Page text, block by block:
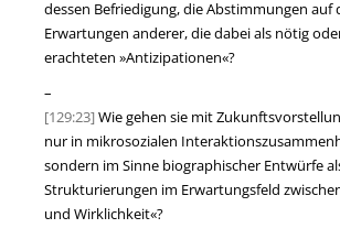
dessen Befriedigung, die Abstimmungen auf
Erwartungen anderer, die dabei als nötig
erachteten »Antizipationen«?
–
[129:23]Wie gehen sie mit
nur in mikrosozialen
sondern im Sinne biographischer Entwürfe
Strukturierungen im Erwartungsfeld
und Wirklichkeit«?